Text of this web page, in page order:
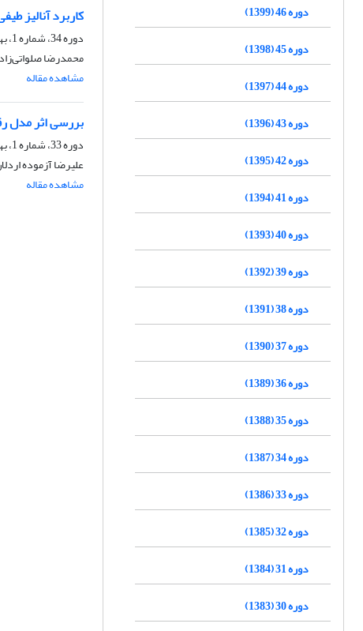
کاربرد آنالیز
دوره 34، شماره 1، بهار 1387، صفحه
محمدرضا
مشاهده مقاله
بررسی اثر مدل
دوره 33، شماره 1، بهار 1386
علیرضا آزموده
مشاهده مقاله
دوره 46 (1399)
دوره 45 (1398)
دوره 44 (1397)
دوره 43 (1396)
دوره 42 (1395)
دوره 41 (1394)
دوره 40 (1393)
دوره 39 (1392)
دوره 38 (1391)
دوره 37 (1390)
دوره 36 (1389)
دوره 35 (1388)
دوره 34 (1387)
دوره 33 (1386)
دوره 32 (1385)
دوره 31 (1384)
دوره 30 (1383)